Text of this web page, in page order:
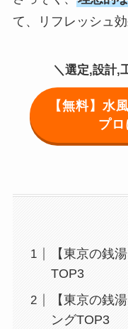
て、リフレッシュ
＼選定,設計,
【無料】水
プ
【東京の銭
TOP3
【東京の銭
ングTOP3